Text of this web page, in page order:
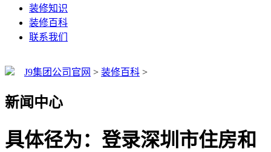
装修知识
装修百科
联系我们
J9集团公司官网 > 装修百科 >
新闻中心
具体径为：登录深圳市住房和